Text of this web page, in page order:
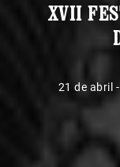
XVII
21 de abril